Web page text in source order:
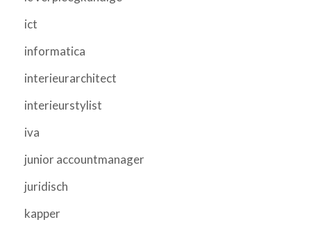
ict
informatica
interieurarchitect
interieurstylist
iva
junior accountmanager
juridisch
kapper